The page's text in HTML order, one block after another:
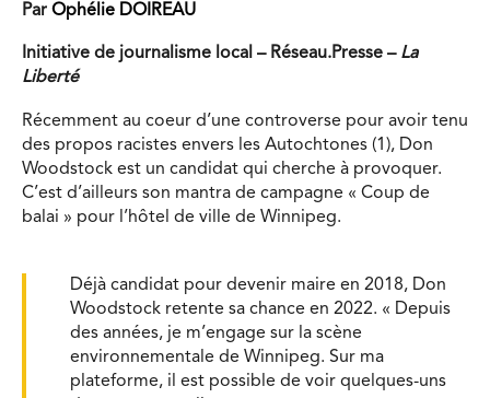
Par Ophélie DOIREAU
Initiative de journalisme local – Réseau.Presse – La
Liberté
Récemment au coeur d’une controverse pour avoir tenu
des propos racistes envers les Autochtones (1), Don
Woodstock est un candidat qui cherche à provoquer.
C’est d’ailleurs son mantra de campagne « Coup de
balai » pour l’hôtel de ville de Winnipeg.
Déjà candidat pour devenir maire en 2018, Don
Woodstock retente sa chance en 2022. « Depuis
des années, je m’engage sur la scène
environnementale de Winnipeg. Sur ma
plateforme, il est possible de voir quelques-uns